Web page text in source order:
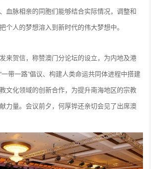
血脉相亲的同胞们能够结合实际情况，调整和
个人的梦想溶入到新时代的伟大梦想中。
来贺信，称赞澳门分论坛的设立，为内地及港
带一路”倡议、构建人类命运共同体进程中搭建
文化领域的创新合作，为提升南海地区的宗教
力量。会议前夕，何厚铧还亲切会见了出席澳